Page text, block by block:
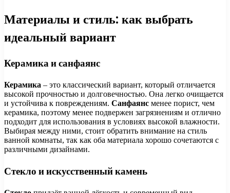
Материалы и стиль: как выбрать
идеальный вариант
Керамика и санфаянс
Керамика – это классический вариант, который отличается
высокой прочностью и долговечностью. Она легко очищается
и устойчива к повреждениям. Санфаянс менее порист, чем
керамика, поэтому менее подвержен загрязнениям и отлично
подходит для использования в условиях высокой влажности.
Выбирая между ними, стоит обратить внимание на стиль
ванной комнаты, так как оба материала хорошо сочетаются с
различными дизайнами.
Стекло и искусственный камень